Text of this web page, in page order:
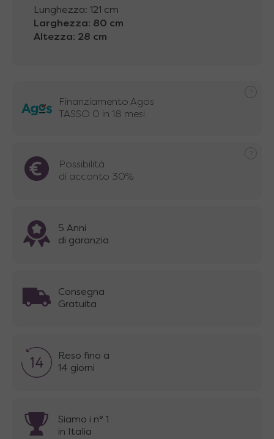
Lunghezza: 121 cm
Larghezza: 80 cm
Altezza: 28 cm
Finanziamento Agos
TASSO 0 in 18 mesi
Possibilità
di acconto 30%
5 Anni
di garanzia
Consegna
Gratuita
Reso fino a
14 giorni
Siamo i n° 1
in Italia